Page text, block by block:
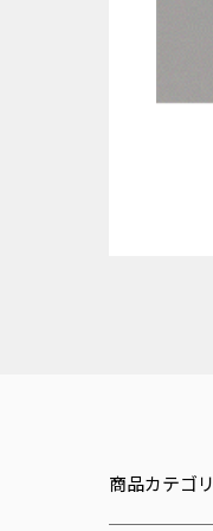
商品カテゴリ